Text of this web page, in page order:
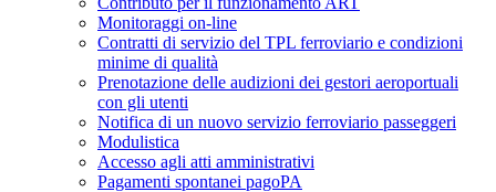
Monitoraggi on-line
Contratti di servizio del TPL ferroviario e condizioni
minime di qualità
Prenotazione delle audizioni dei gestori aeroportuali
con gli utenti
Notifica di un nuovo servizio ferroviario passeggeri
Modulistica
Accesso agli atti amministrativi
Pagamenti spontanei pagoPA